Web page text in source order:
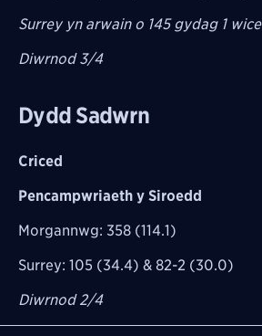
Surrey yn arwain o 145 gydag 1
Diwrnod 3/4
Dydd Sadwrn
Criced
Pencampwriaeth y Siroedd
Morgannwg: 358 (114.1)
Surrey: 105 (34.4) & 82-2 (30.0)
Diwrnod 2/4